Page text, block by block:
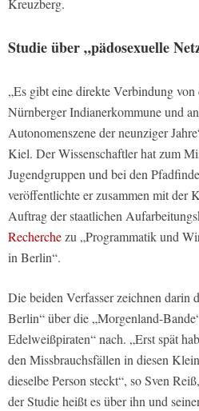
Kreuzberg.
Studie über „pädosexuelle
„Es gibt eine direkte Verbindung
Nürnberger Indianerkommune und
Autonomenszene der neunziger
Kiel. Der Wissenschaftler hat zum
Jugendgruppen und bei den
veröffentlichte er zusammen mit der
Auftrag der staatlichen
Recherchezu „Programmatik und
in Berlin“.
Die beiden Verfasser zeichnen
Berlin“ über die „Morgenland-
Edelweißpiraten“ nach. „Erst spät
den Missbrauchsfällen in diesen
dieselbe Person steckt“, so Sven
der Studie heißt es über ihn und